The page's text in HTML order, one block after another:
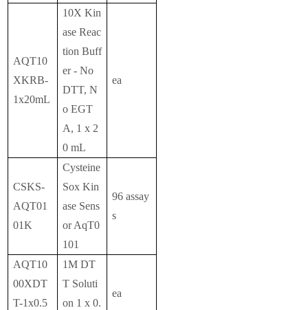
AQT10
XKRB-
1x20mL
10X Kin
ase Reac
tion Buff
er - No
DTT, N
o EGT
A, 1 x 2
0 mL
ea
CSKS-
AQT01
01K
Cysteine
Sox Kin
ase Sens
or AqT0
101
96 assay
s
AQT10
00XDT
T-1x0.5
1M DT
T Soluti
on 1 x 0.
ea